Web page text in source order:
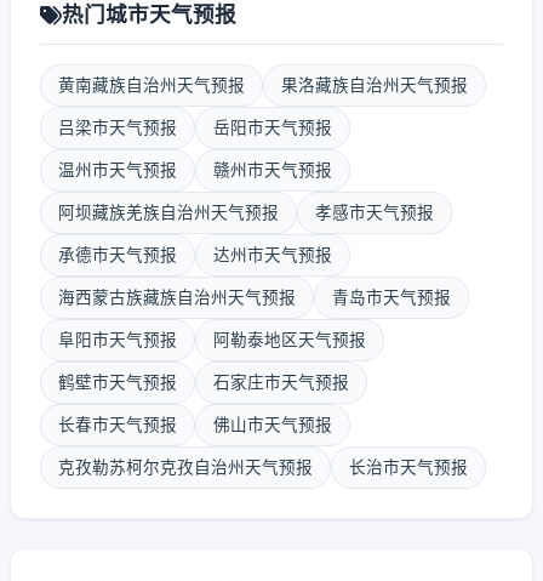
热门城市天气预报
黄南藏族自治州天气预报 果洛藏族自治州天气预报
吕梁市天气预报 岳阳市天气预报
温州市天气预报 赣州市天气预报
阿坝藏族羌族自治州天气预报 孝感市天气预报
承德市天气预报 达州市天气预报
海西蒙古族藏族自治州天气预报 青岛市天气预报
阜阳市天气预报 阿勒泰地区天气预报
鹤壁市天气预报 石家庄市天气预报
长春市天气预报 佛山市天气预报
克孜勒苏柯尔克孜自治州天气预报 长治市天气预报